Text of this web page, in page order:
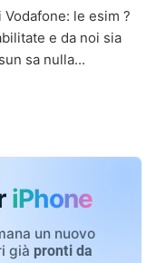
le esim ?
e da noi sia
sa nulla...
iPhone
un nuovo
già pronti da